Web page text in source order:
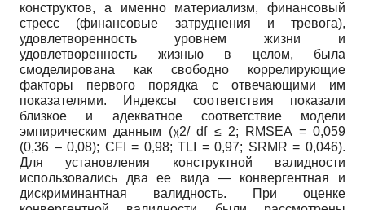
конструктов, а именно материализм, финансовый
стресс (финансовые затруднения и тревога),
удовлетворенность уровнем жизни и
удовлетворенность жизнью в целом, была
смоделирована как свободно коррелирующие
факторы первого порядка с отвечающими им
показателями. Индексы соответствия показали
близкое и адекватное соответствие модели
эмпирическим данным (χ2/ df ≤ 2; RMSEA = 0,059
(0,36 ‒ 0,08); CFI = 0,98; TLI = 0,97; SRMR = 0,046).
Для установления конструктной валидности
использовались два ее вида — конвергентная и
дискриминантная валидность. При оценке